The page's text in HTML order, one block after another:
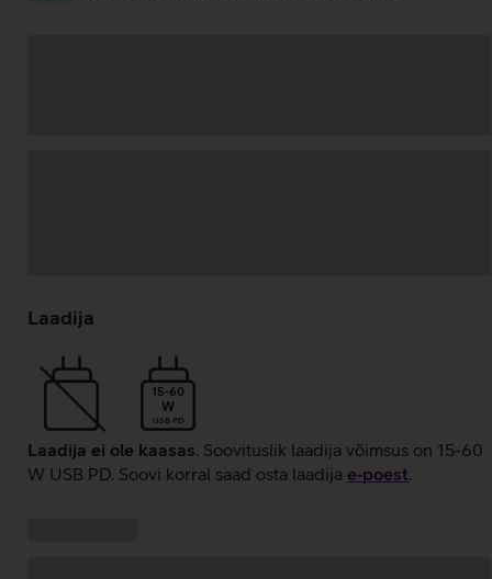
laadimine
Laadija
15-60
W
USB PD
Laadija ei ole kaasas. Soovituslik laadija võimsus on 15-60
W USB PD. Soovi korral saad osta laadija e‑poest.